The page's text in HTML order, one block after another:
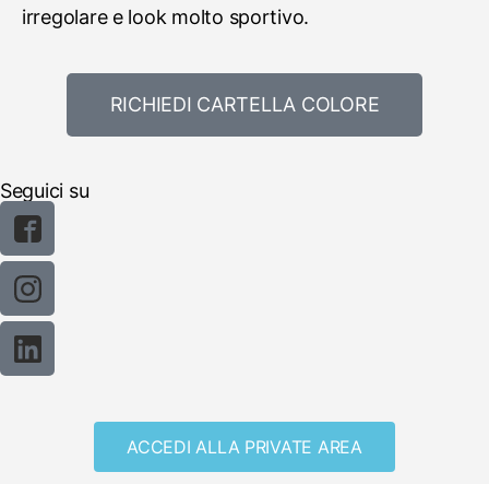
irregolare e look molto sportivo.
RICHIEDI CARTELLA COLORE
Seguici su
ACCEDI ALLA PRIVATE AREA